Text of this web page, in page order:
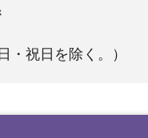
・祝日を除く。）